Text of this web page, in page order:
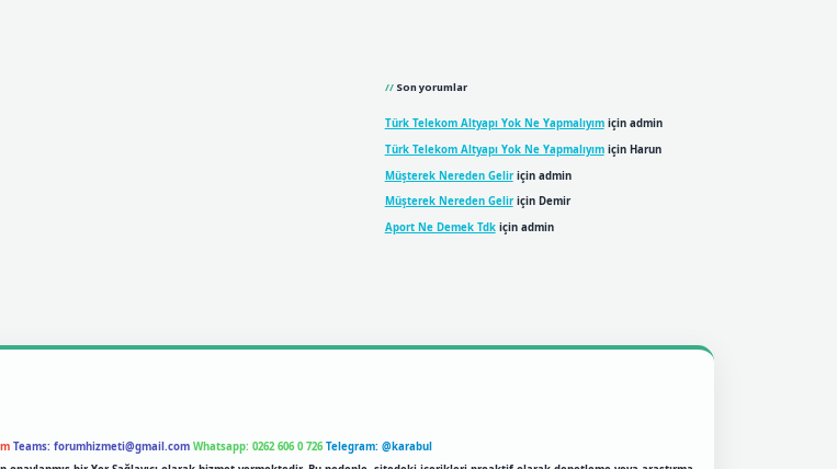
Son yorumlar
Türk Telekom Altyapı Yok Ne Yapmalıyımiçin admin
Türk Telekom Altyapı Yok Ne Yapmalıyımiçin Harun
Müşterek Nereden Geliriçin admin
Müşterek Nereden Geliriçin Demir
Aport Ne Demek Tdkiçin admin
Teams: forumhizmeti@gmail.com Whatsapp: 0262 606 0 726 Telegram: @karabul